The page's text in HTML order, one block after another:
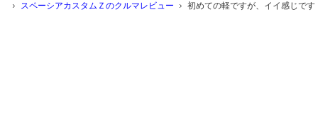
スペーシアカスタムＺのクルマレビュー
初めての軽ですが、イイ感じです